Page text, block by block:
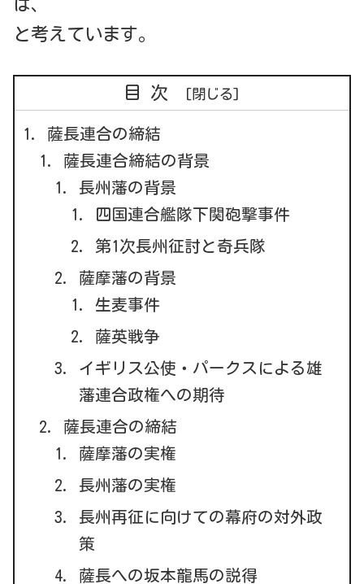
ば、
と考えています。
目次
薩長連合の締結
薩長連合締結の背景
長州藩の背景
四国連合艦隊下関砲撃事件
第1次長州征討と奇兵隊
薩摩藩の背景
生麦事件
薩英戦争
イギリス公使・パークスによる雄
藩連合政権への期待
薩長連合の締結
薩摩藩の実権
長州藩の実権
長州再征に向けての幕府の対外政
策
薩長への坂本龍馬の説得